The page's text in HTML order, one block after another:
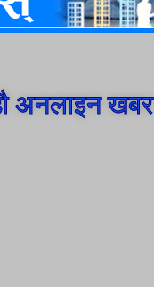
अनलाइन खबर